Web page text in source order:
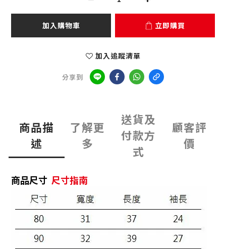
加入購物車 立即購買
加入追蹤清單
分享到
商品描
述
了解更
多
送貨及
付款方
式
顧客評
價
商品尺寸 尺寸指南